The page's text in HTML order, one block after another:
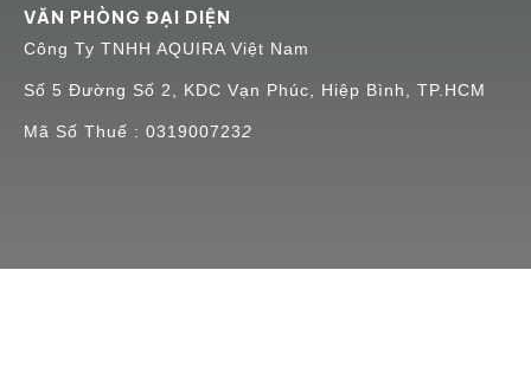
VĂN PHÒNG ĐẠI DIỆN
Công Ty TNHH AQUIRA Việt Nam
Số 5 Đường Số 2, KDC Vạn Phúc, Hiệp Bình, TP.HCM
Mã Số Thuế : 0319007232